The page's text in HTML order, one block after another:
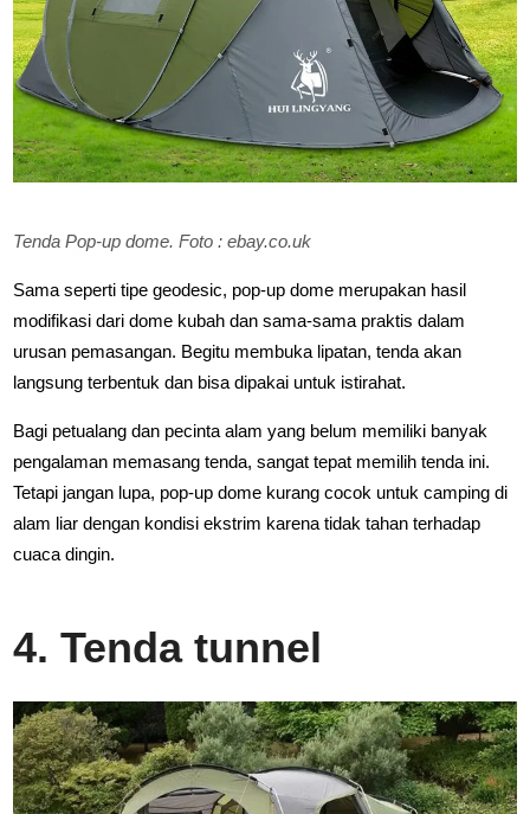
Tenda Pop-up dome. Foto : ebay.co.uk
Sama seperti tipe geodesic, pop-up dome merupakan hasil
modifikasi dari dome kubah dan sama-sama praktis dalam
urusan pemasangan. Begitu membuka lipatan, tenda akan
langsung terbentuk dan bisa dipakai untuk istirahat.
Bagi petualang dan pecinta alam yang belum memiliki banyak
pengalaman memasang tenda, sangat tepat memilih tenda ini.
Tetapi jangan lupa, pop-up dome kurang cocok untuk camping di
alam liar dengan kondisi ekstrim karena tidak tahan terhadap
cuaca dingin.
4. Tenda tunnel